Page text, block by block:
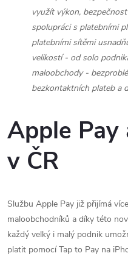
využít výkon,
spolupráci s platebními
platebními sítěmi
velikostí - od solo
maloobchody -
bezkontaktních plateb a
Apple Pay
v ČR
Službu Apple Pay již přijímá
maloobchodníků a díky této
každý velký i malý podnik
platit pomocí Tap to Pay na